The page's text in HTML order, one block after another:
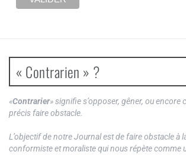
« Contrarien » ?
«Contrarier» signifie s’opposer, gêner, ou encore
précis faire obstacle.
L’objectif de notre Journal est de faire obstacle à
conformiste et moraliste qui nous répète comme